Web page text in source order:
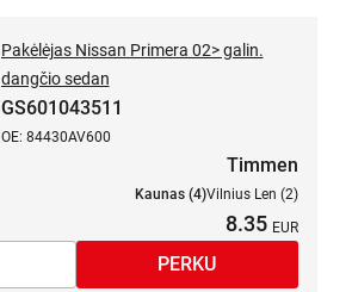
Pakėlėjas Nissan Primera 02> galin.
dangčio sedan
GS601043511
OE: 84430AV600
Timmen
Kaunas (4)Vilnius Len (2)
8.35